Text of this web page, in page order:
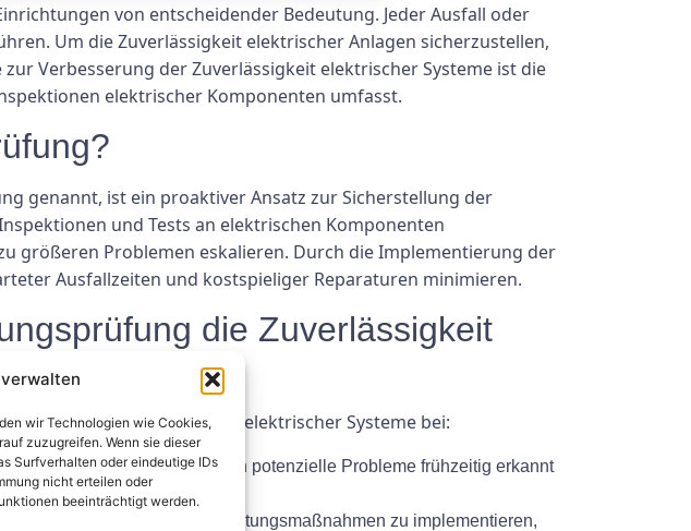
wir Technologien wie Cookies,
zuzugreifen. Wenn sie dieser
Surfverhalten oder eindeutige IDs
nicht erteilen oder
beeinträchtigt werden.
von entscheidender Bedeutung. Jeder Ausfall oder
Um die Zuverlässigkeit elektrischer Anlagen sicherzustellen,
Verbesserung der Zuverlässigkeit elektrischer Systeme ist die
elektrischer Komponenten umfasst.
genannt, ist ein proaktiver Ansatz zur Sicherstellung der
und Tests an elektrischen Komponenten
größeren Problemen eskalieren. Durch die Implementierung der
Ausfallzeiten und kostspieliger Reparaturen minimieren.
die Zuverlässigkeit
der Zuverlässigkeit elektrischer Systeme bei:
und Inspektionen können potenzielle Probleme frühzeitig erkannt
vorbeugende Wartungsmaßnahmen zu implementieren,